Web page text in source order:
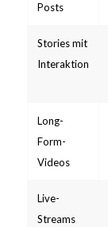
Posts
Stories mit
Interaktion
Long-
Form-
Videos
Live-
Streams